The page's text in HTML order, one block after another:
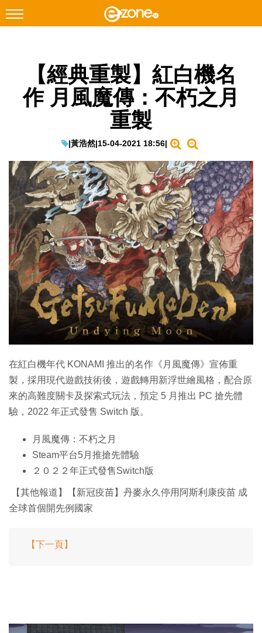
Facebook Instagram
科技焦點
教學評測
EduTech
IT Times
生成式AI與雲端應用
Enterprise Digital Transformation
特集
【經典重製】紅白機名
作 月風魔傳：不朽之月
重製
|黃浩然|15-04-2021 18:56|
在紅白機年代 KONAMI 推出的名作《月風魔傳》宣佈重
製，採用現代遊戲技術後，遊戲轉用新浮世繪風格，配合原
來的高難度關卡及探索式玩法，預定 5 月推出 PC 搶先體
驗，2022 年正式發售 Switch 版。
月風魔傳：不朽之月
Steam平台5月推搶先體驗
２０２２年正式發售Switch版
【其他報道】【新冠疫苗】丹麥永久停用阿斯利康疫苗 成
全球首個開先例國家
【下一頁】